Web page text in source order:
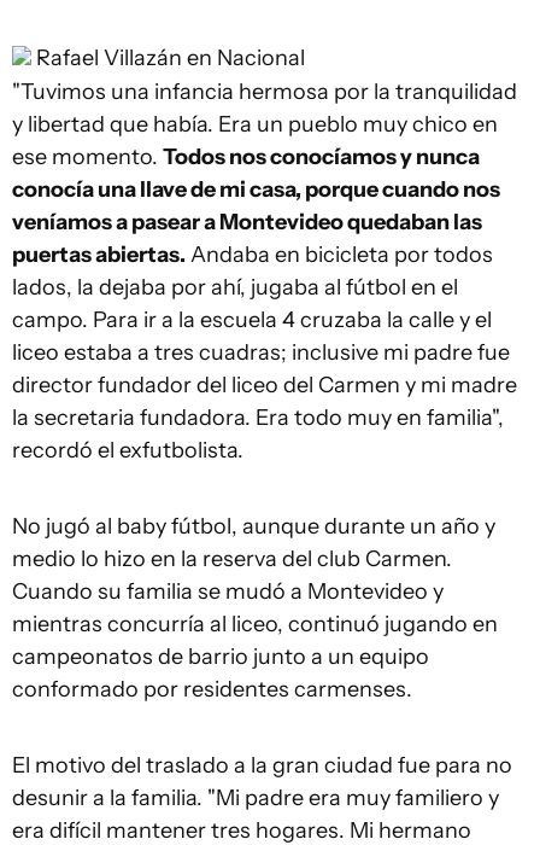
Rafael Villazán en Nacional
"Tuvimos una infancia hermosa por la tranquilidad
y libertad que había. Era un pueblo muy chico en
ese momento. Todos nos conocíamos y nunca
conocía una llave de mi casa, porque cuando nos
veníamos a pasear a Montevideo quedaban las
puertas abiertas. Andaba en bicicleta por todos
lados, la dejaba por ahí, jugaba al fútbol en el
campo. Para ir a la escuela 4 cruzaba la calle y el
liceo estaba a tres cuadras; inclusive mi padre fue
director fundador del liceo del Carmen y mi madre
la secretaria fundadora. Era todo muy en familia",
recordó el exfutbolista.
No jugó al baby fútbol, aunque durante un año y
medio lo hizo en la reserva del club Carmen.
Cuando su familia se mudó a Montevideo y
mientras concurría al liceo, continuó jugando en
campeonatos de barrio junto a un equipo
conformado por residentes carmenses.
El motivo del traslado a la gran ciudad fue para no
desunir a la familia. "Mi padre era muy familiero y
era difícil mantener tres hogares. Mi hermano